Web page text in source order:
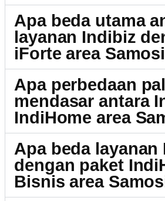
Apa beda utama
layanan Indibiz
iForte area
Apa perbedaan
mendasar antara
IndiHome area
Apa beda layanan
dengan paket
Bisnis area